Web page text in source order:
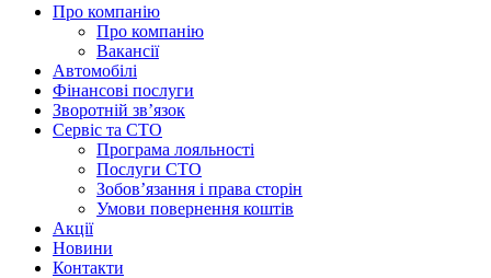
Про компанію
Про компанію
Вакансії
Автомобілі
Фінансові послуги
Зворотній зв’язок
Cервіс та СТО
Програма лояльності
Послуги СТО
Зобов’язання і права сторін
Умови повернення коштів
Акції
Новини
Контакти